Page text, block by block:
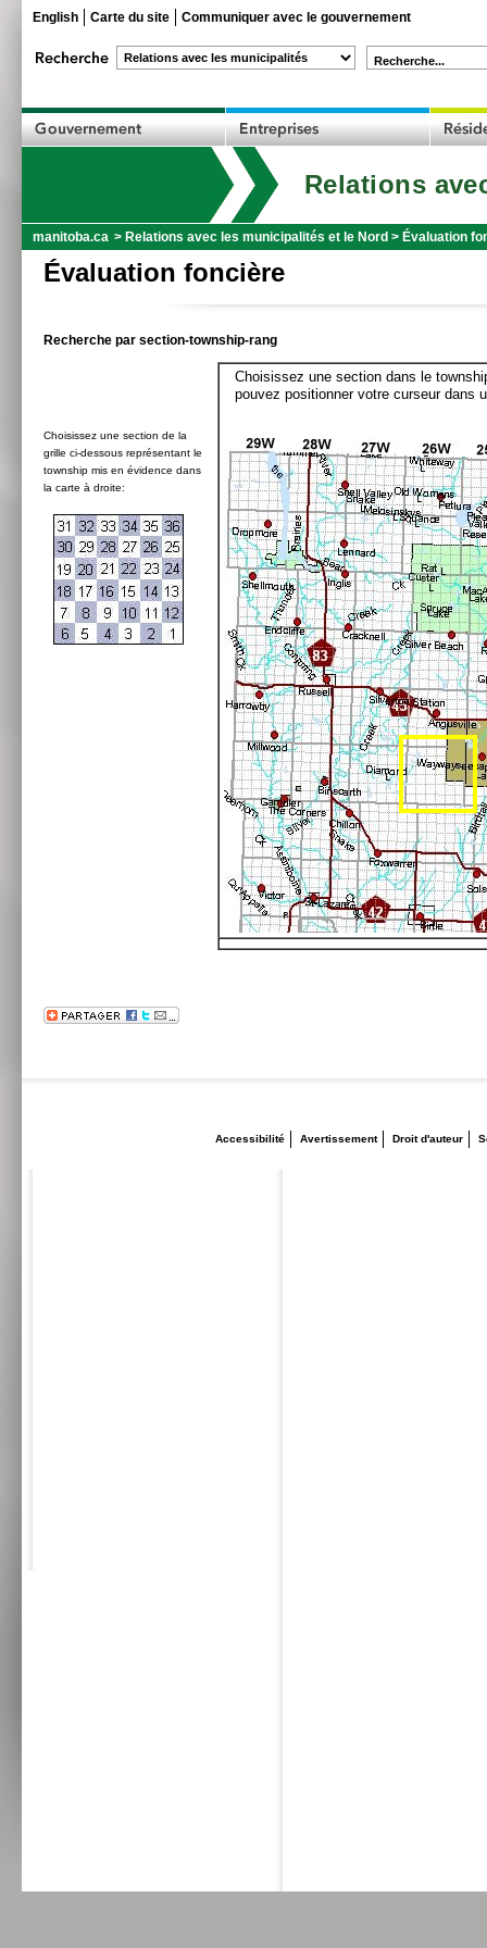
English Carte du site Communiquer avec le gouvernement
Recherche...
Relations
manitoba.ca > Relations avec les municipalités et le Nord > Évaluation
Évaluation foncière
Recherche par section-township-rang
Choisissez une section de la
grille ci-dessous représentant le
township mis en évidence dans
la carte à droite:
Choisissez une section dans le
pouvez positionner votre curseur dans
Accessibilité Avertissement Droit d'auteur